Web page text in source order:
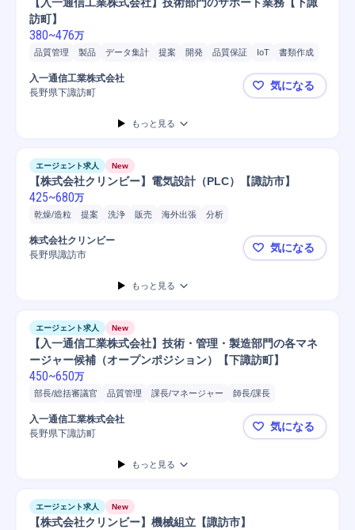
訪町】
380~476万
品質管理 製品 データ集計 提案 開発 品質保証 IoT
書類作成
SCM/生産管理/購買/物流
入一通信工業株式会社
長野県下諏訪町
【入一通信
気になる
もっと見る
エージェント求人 New
【株式会社クリンビー】電気設計（PLC）【諏訪市】
425~680万
乾燥/造粒 提案 洗浄 販売 海外出張
分析
ユーザーインターフェースソフト...
通信ソフト組込/制御設計
PLC 電気回路 制御設計
株式会社クリンビー
長野県諏訪市
【株式会社
気になる
もっと見る
エージェント求人 New
【入一通信工業株式会社】技術・管理・製造部門の各マネ
ージャー候補（オープンポジション）【下諏訪町】
450~650万
部長/総括審議官 品質管理 課長/マネージャー
師長/課長
課長/参事官
検査機器調整/検査
原価計算
製品
入一通信工業株式会社
長野県下諏訪町
【入一通信
気になる
もっと見る
エージェント求人 New
【株式会社クリンビー】機械組立【諏訪市】